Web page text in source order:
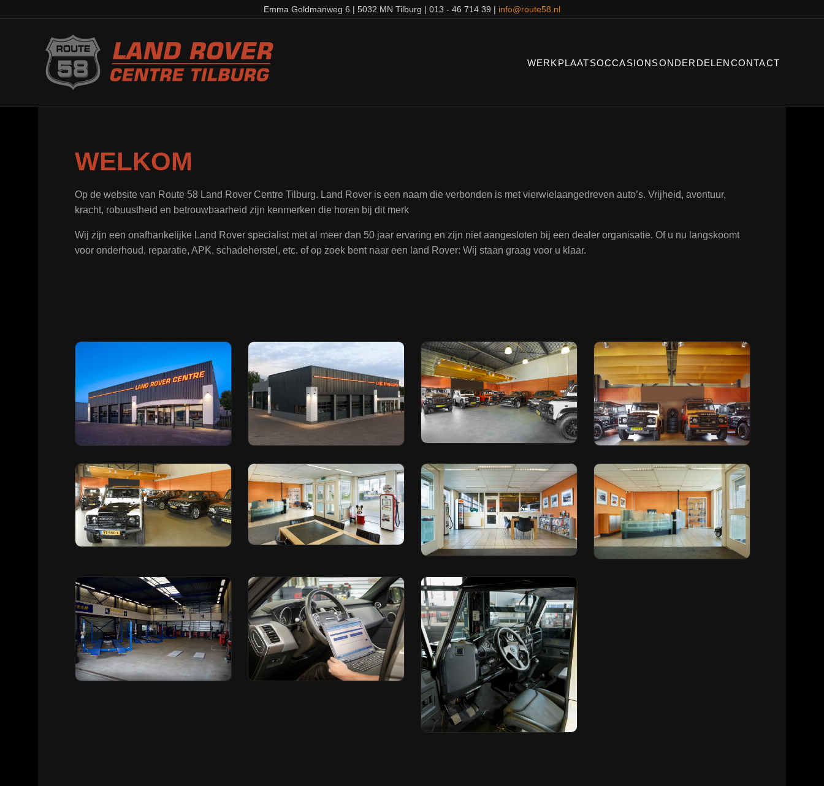
Emma Goldmanweg 6 | 5032 MN Tilburg | 013 - 46 714 39 | info@route58.nl
WERKPLAATSOCCASIONSONDERDELENCONTACT
WELKOM
Op de website van Route 58 Land Rover Centre Tilburg. Land Rover is een naam die verbonden is met vierwielaangedreven auto’s. Vrijheid, avontuur,
kracht, robuustheid en betrouwbaarheid zijn kenmerken die horen bij dit merk
Wij zijn een onafhankelijke Land Rover specialist met al meer dan 50 jaar ervaring en zijn niet aangesloten bij een dealer organisatie. Of u nu langskoomt
voor onderhoud, reparatie, APK, schadeherstel, etc. of op zoek bent naar een land Rover: Wij staan graag voor u klaar.